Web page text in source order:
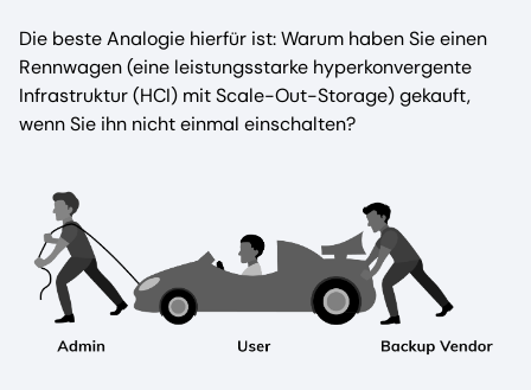
Die beste Analogie hierfür ist: Warum haben Sie einen
Rennwagen (eine leistungsstarke hyperkonvergente
Infrastruktur (HCI) mit Scale-Out-Storage) gekauft,
wenn Sie ihn nicht einmal einschalten?